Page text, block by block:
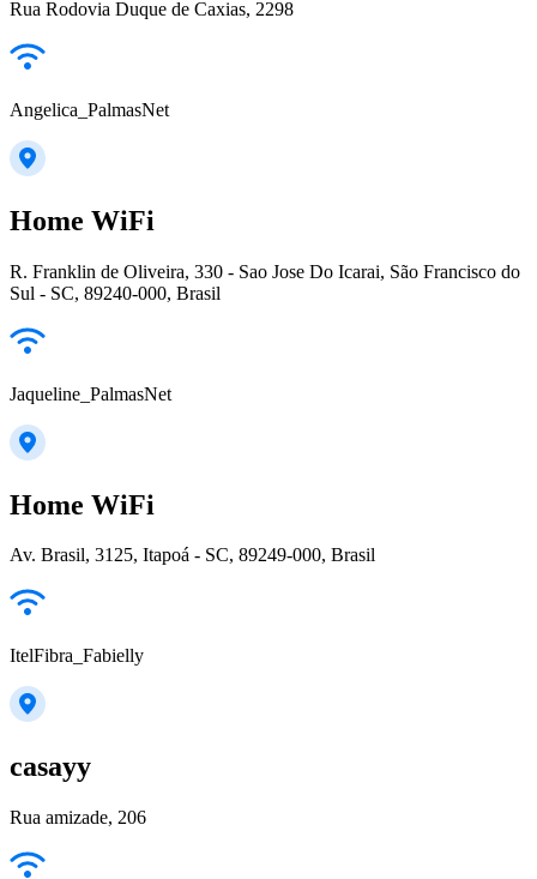
Rua Rodovia Duque de Caxias, 2298
Angelica_PalmasNet
Home WiFi
R. Franklin de Oliveira, 330 - Sao Jose Do Icarai, São Francisco do
Sul - SC, 89240-000, Brasil
Jaqueline_PalmasNet
Home WiFi
Av. Brasil, 3125, Itapoá - SC, 89249-000, Brasil
ItelFibra_Fabielly
casayy
Rua amizade, 206